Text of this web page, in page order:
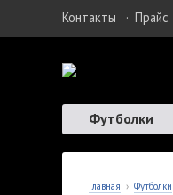
Контакты · Прайс
Футболки
Главная › Футболки